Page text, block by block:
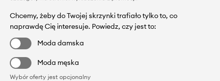
Chcemy, żeby do Twojej skrzynki trafiało tylko to, co
naprawdę Cię interesuje. Powiedz, czy jest to:
Moda damska
Moda męska
Wybór oferty jest opcjonalny